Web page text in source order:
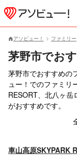
アソビュー！ ファミリー
茅野市でお
茅野市でおすすめの
ュー！でのファミリ
RESORT、北八ヶ
がおすすめです。
車山高原SKYPARK